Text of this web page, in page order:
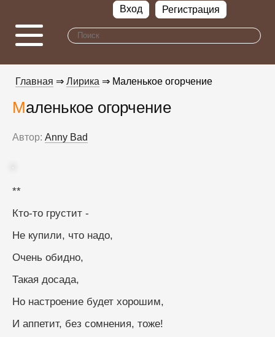
Вход Регистрация
Главная ⇒ Лирика ⇒ Маленькое огорчение
Маленькое огорчение
Автор: Anny Bad
**
Кто-то грустит -
Не купили, что надо,
Очень обидно,
Такая досада,
Но настроение будет хорошим,
И аппетит, без сомнения, тоже!